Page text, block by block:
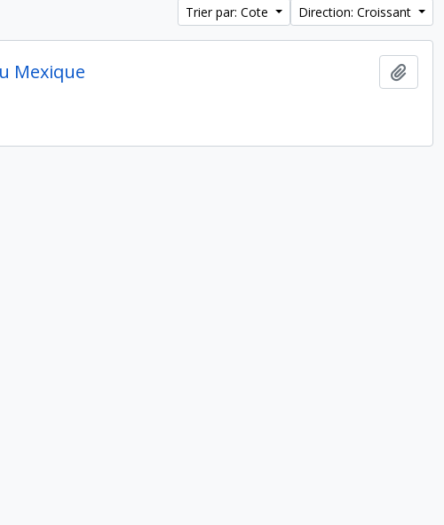
Trier par: Cote Direction: Croissant
Mexique